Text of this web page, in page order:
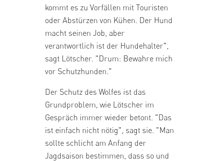
kommt es zu Vorfällen mit Touristen
oder Abstürzen von Kühen. Der Hund
macht seinen Job, aber
verantwortlich ist der Hundehalter",
sagt Lötscher. "Drum: Bewahre mich
vor Schutzhunden."
Der Schutz des Wolfes ist das
Grundproblem, wie Lötscher im
Gespräch immer wieder betont. "Das
ist einfach nicht nötig", sagt sie. "Man
sollte schlicht am Anfang der
Jagdsaison bestimmen, dass so und